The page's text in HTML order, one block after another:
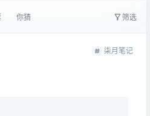
你猜 筛选
柒月笔记